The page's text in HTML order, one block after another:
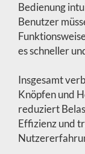
Bedienung
Benutzer
es schneller
Insgesamt
Knöpfen und
reduziert
Effizienz und